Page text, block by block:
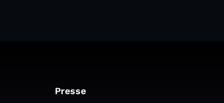
Presse